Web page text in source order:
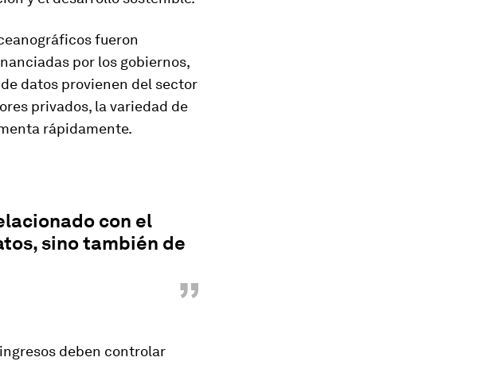
fueron
por los gobiernos,
datos provienen del sector
privados, la variedad de
rápidamente.
con el
sino también de
”
deben controlar